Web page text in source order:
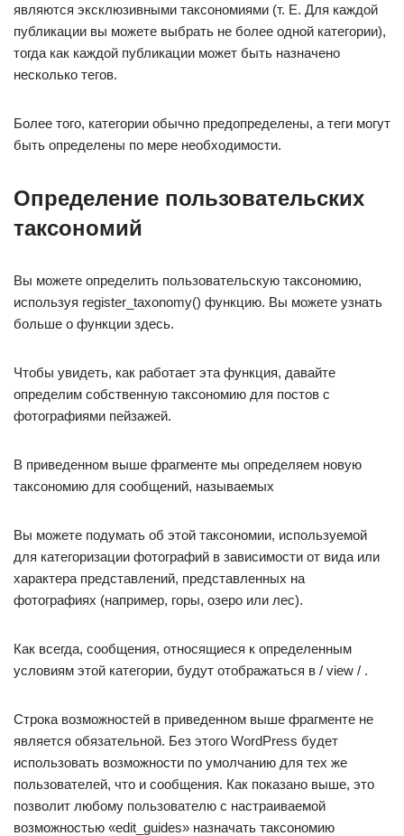
являются эксклюзивными таксономиями (т. Е. Для каждой
публикации вы можете выбрать не более одной категории),
тогда как каждой публикации может быть назначено
несколько тегов.
Более того, категории обычно предопределены, а теги могут
быть определены по мере необходимости.
Определение пользовательских
таксономий
Вы можете определить пользовательскую таксономию,
используя register_taxonomy() функцию. Вы можете узнать
больше о функции здесь.
Чтобы увидеть, как работает эта функция, давайте
определим собственную таксономию для постов с
фотографиями пейзажей.
В приведенном выше фрагменте мы определяем новую
таксономию для сообщений, называемых
Вы можете подумать об этой таксономии, используемой
для категоризации фотографий в зависимости от вида или
характера представлений, представленных на
фотографиях (например, горы, озеро или лес).
Как всегда, сообщения, относящиеся к определенным
условиям этой категории, будут отображаться в / view / .
Строка возможностей в приведенном выше фрагменте не
является обязательной. Без этого WordPress будет
использовать возможности по умолчанию для тех же
пользователей, что и сообщения. Как показано выше, это
позволит любому пользователю с настраиваемой
возможностью «edit_guides» назначать таксономию